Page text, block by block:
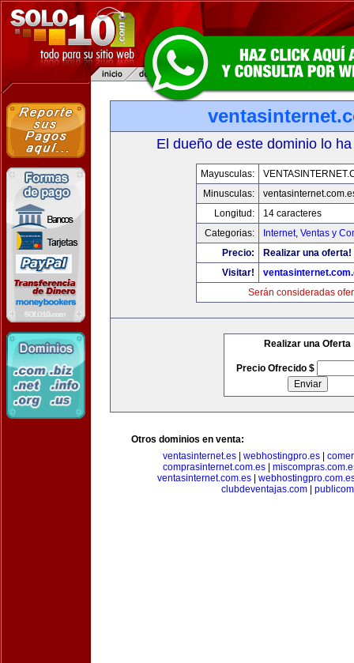
El dueño de este dominio lo
Mayusculas:
Minusculas:
Longitud:
14 caracteres
Categorias:
Internet, Ventas y
Precio:
Realizar una oferta!
Visitar!
Serán consideradas
Realizar una Oferta
Precio Ofrecido $
Otros dominios en venta:
ventasinternet.es
webhostingpro.es
comprasinternet.com.es|
ventasinternet.com.es|
clubdeventajas.com